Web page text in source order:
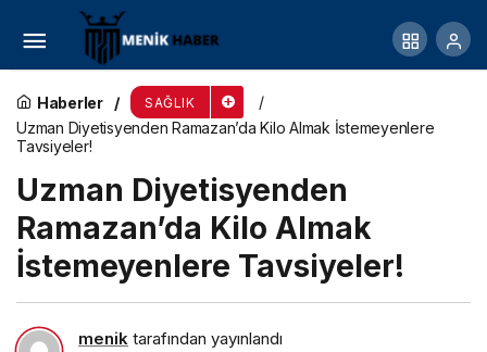
Haberler SAĞLIK
Uzman Diyetisyenden Ramazan’da Kilo Almak İstemeyenlere
Tavsiyeler!
Uzman Diyetisyenden
Ramazan’da Kilo Almak
İstemeyenlere Tavsiyeler!
menik tarafından yayınlandı
Kış aylarında böbrek taşı riski artıyor!